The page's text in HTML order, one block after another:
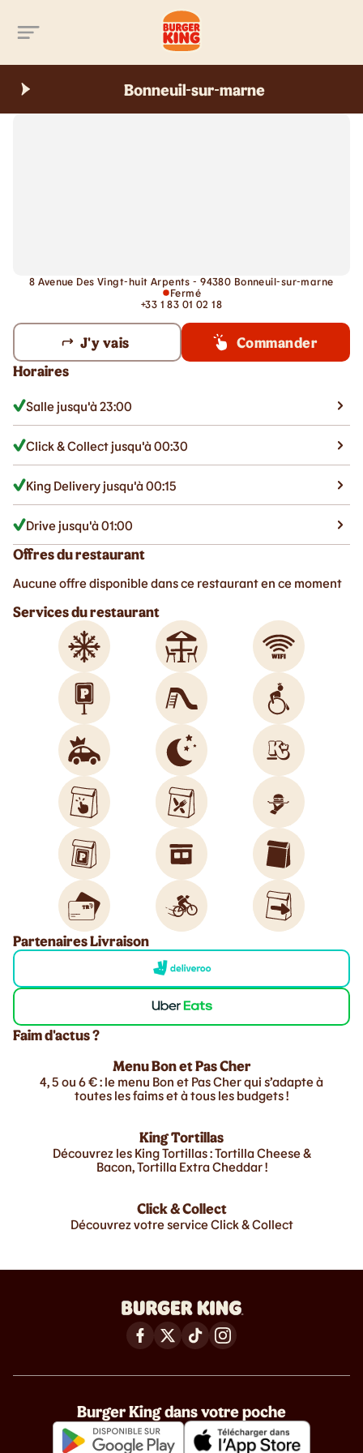
Bonneuil-sur-marne
8 Avenue Des Vingt-huit Arpents - 94380 Bonneuil-sur-marne
Fermé
+33 1 83 01 02 18
J'y vais
Commander
Horaires
Salle jusqu'à 23:00
Click & Collect jusqu'à 00:30
King Delivery jusqu'à 00:15
Drive jusqu'à 01:00
Offres du restaurant
Aucune offre disponible dans ce restaurant en ce moment
Services du restaurant
Partenaires Livraison
Faim d'actus ?
Menu Bon et Pas Cher
4, 5 ou 6 € : le menu Bon et Pas Cher qui s’adapte à
toutes les faims et à tous les budgets !
King Tortillas
Découvrez les King Tortillas : Tortilla Cheese &
Bacon, Tortilla Extra Cheddar !
Click & Collect
Découvrez votre service Click & Collect
Burger King dans votre poche